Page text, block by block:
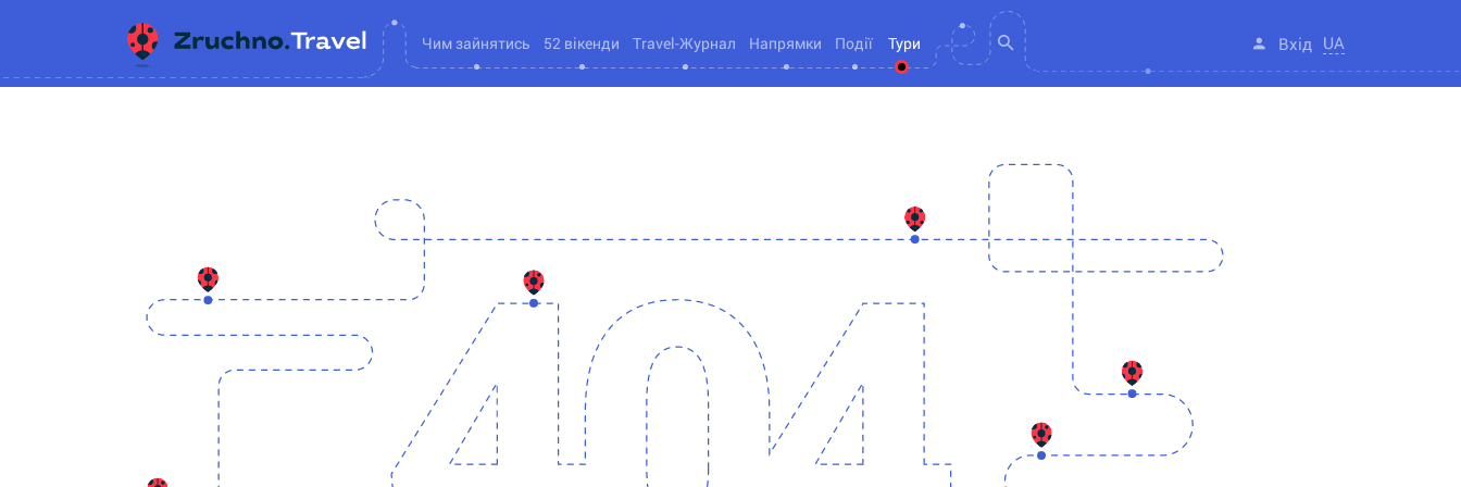
Чим зайнятись 52 вікенди Travel-Журнал Напрямки Події Тури Вхід UA